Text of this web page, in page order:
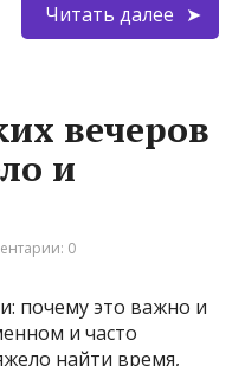
Читать далее
вечеров
и
0
почему это важно и
и часто
найти время,